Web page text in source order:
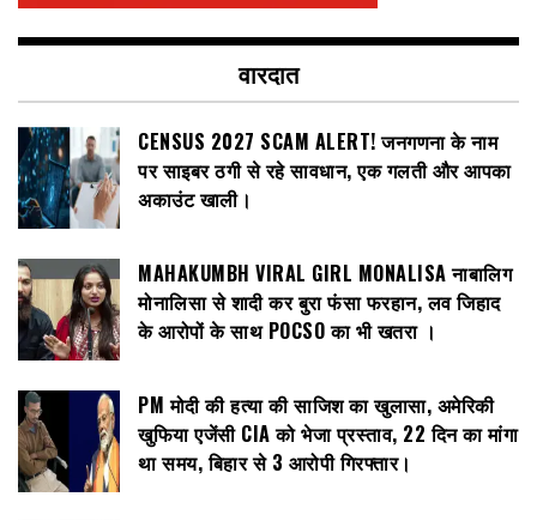
वारदात
CENSUS 2027 SCAM ALERT! जनगणना के नाम
पर साइबर ठगी से रहे सावधान, एक गलती और आपका
अकाउंट खाली।
MAHAKUMBH VIRAL GIRL MONALISA नाबालिग
मोनालिसा से शादी कर बुरा फंसा फरहान, लव जिहाद
के आरोपों के साथ POCSO का भी खतरा ।
PM मोदी की हत्या की साजिश का खुलासा, अमेरिकी
खुफिया एजेंसी CIA को भेजा प्रस्ताव, 22 दिन का मांगा
था समय, बिहार से 3 आरोपी गिरफ्तार।